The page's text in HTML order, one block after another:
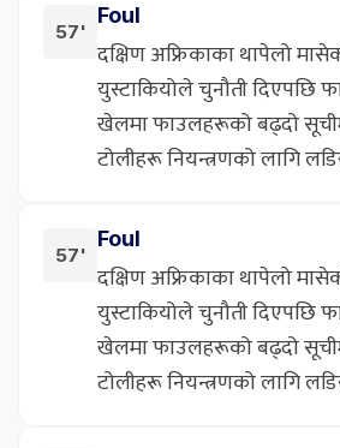
57'
Foul
दक्षिण अफ्रिकाका थापेलो
युस्टाकियोले चुनौती
खेलमा फाउलहरूको बढ्दो
टोलीहरू नियन्त्रणको लागि
57'
Foul
दक्षिण अफ्रिकाका थापेलो
युस्टाकियोले चुनौती
खेलमा फाउलहरूको बढ्दो
टोलीहरू नियन्त्रणको लागि